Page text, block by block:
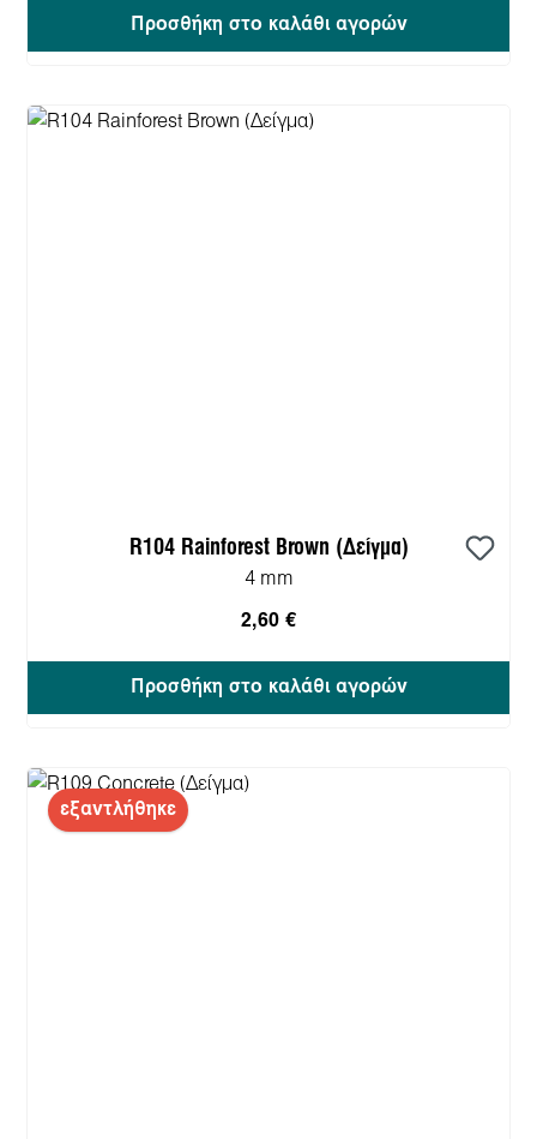
Προσθήκη στο καλάθι αγορών
R104 Rainforest Brown (Δείγμα)
4 mm
2,60 €
Προσθήκη στο καλάθι αγορών
εξαντλήθηκε